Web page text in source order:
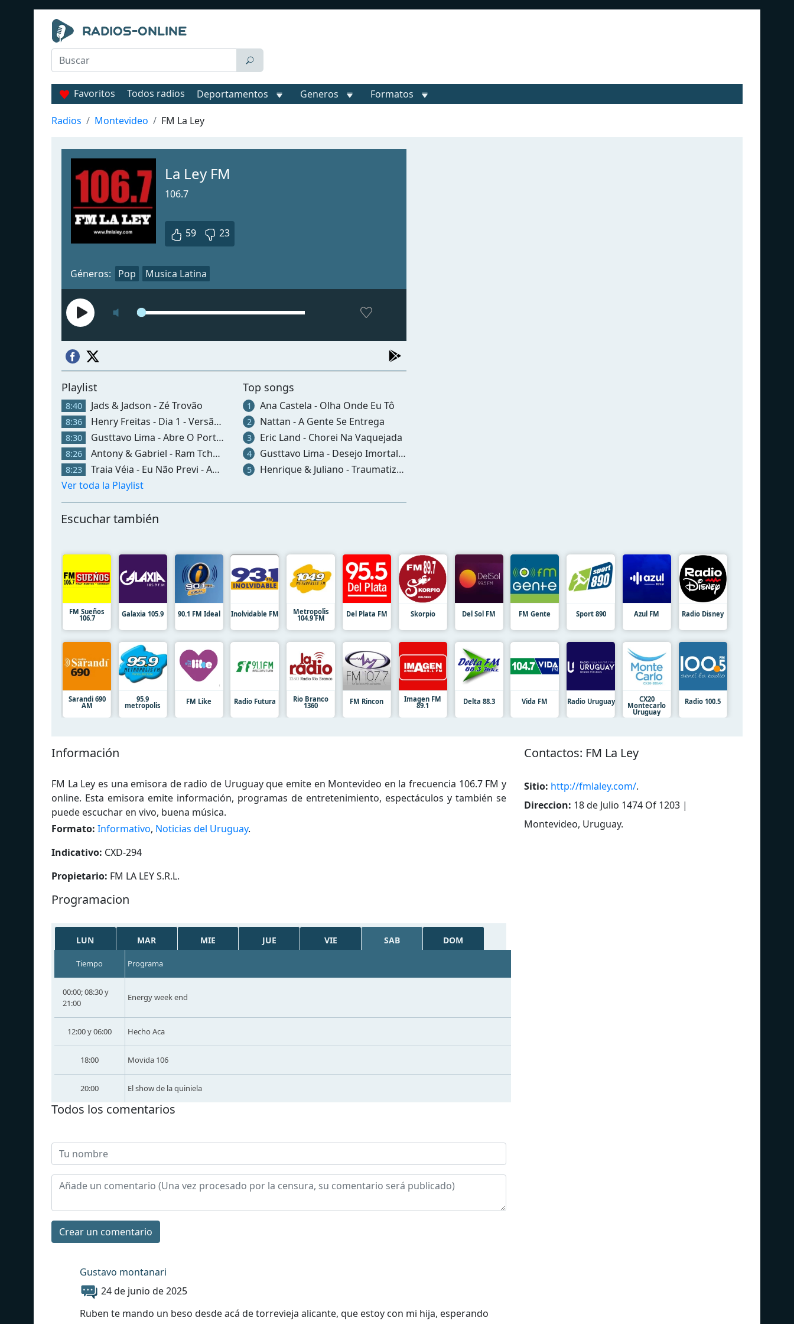
Favoritos Todos radios Deportamentos Generos Formatos
Radios Montevideo FM La Ley
La Ley FM
106.7
59 23
Géneros: Pop Musica Latina
Playlist
8:40 Jads & Jadson - Zé Trovão
8:36 Henry Freitas - Dia 1 - Versão Forró
8:30 Gusttavo Lima - Abre O Portão Que Eu Cheguei - Ao Vivo
8:26 Antony & Gabriel - Ram Tchuuuu
8:23
Traia Véia - Eu Não Previ - Ao Vivo Em Goiânia
Ver toda la Playlist
Top songs
1 Ana Castela - Olha Onde Eu Tô
2 Nattan - A Gente Se Entrega
3 Eric Land - Chorei Na Vaquejada
4 Gusttavo Lima - Desejo Imortal (it Must Have Been Love)
5 Henrique & Juliano - Traumatizei - Ao Vivo Em Brasília
Escuchar también
FM Sueños
106.7 Galaxia 105.9 90.1 FM Ideal Inolvidable FM Metropolis
104.9 FM Del Plata FM Skorpio Del Sol FM FM Gente Sport 890 Azul FM Radio Disney
Sarandi 690
AM
95.9
metropolis FM Like Radio Futura Rio Branco
1360 FM Rincon Imagen FM
89.1 Delta 88.3 Vida FM Radio Uruguay CX20
Montecarlo
Uruguay
Radio 100.5
Información
FM La Ley es una emisora de radio de Uruguay que emite en Montevideo en la frecuencia 106.7 FM y
online. Esta emisora emite información, programas de entretenimiento, espectáculos y también se
puede escuchar en vivo, buena música.
Formato: Informativo, Noticias del Uruguay.
Indicativo: CXD-294
Propietario: FM LA LEY S.R.L.
Programacion
LUN MAR MIE JUE VIE SAB DOM
Tiempo Programa
00:00; 08:30 y
21:00
Energy week end
12:00 y 06:00 Hechо Aca
18:00 Movida 106
20:00 El show de la quiniela
Сontactos: FM La Ley
Sitio: http://fmlaley.com/.
Direccion: 18 de Julio 1474 Of 1203 |
Montevideo, Uruguay.
Todos los comentarios
Сrear un comentario
Gustavo montanari
24 de junio de 2025
Ruben te mando un beso desde acá de torrevieja alicante, que estoy con mi hija, esperando